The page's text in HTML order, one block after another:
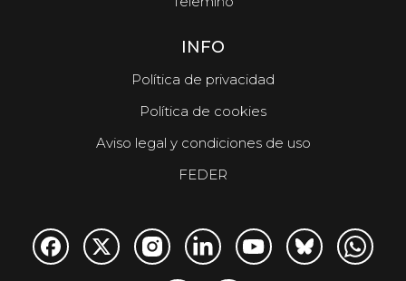
INFO
Política de privacidad
Política de cookies
Aviso legal y condiciones de uso
FEDER